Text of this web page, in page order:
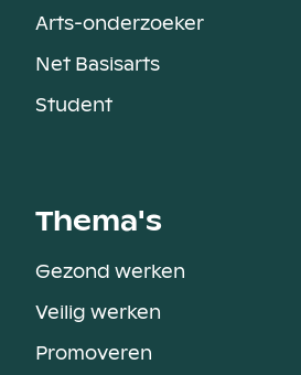
Arts-onderzoeker
Net Basisarts
Student
Thema's
Gezond werken
Veilig werken
Promoveren